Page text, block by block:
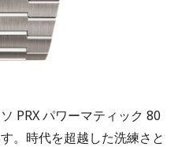
PRX パワーマティック 80
。時代を超越した洗練さと